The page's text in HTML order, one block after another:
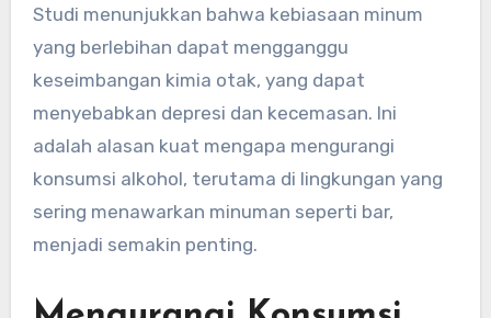
Studi menunjukkan bahwa kebiasaan minum
yang berlebihan dapat mengganggu
keseimbangan kimia otak, yang dapat
menyebabkan depresi dan kecemasan. Ini
adalah alasan kuat mengapa mengurangi
konsumsi alkohol, terutama di lingkungan yang
sering menawarkan minuman seperti bar,
menjadi semakin penting.